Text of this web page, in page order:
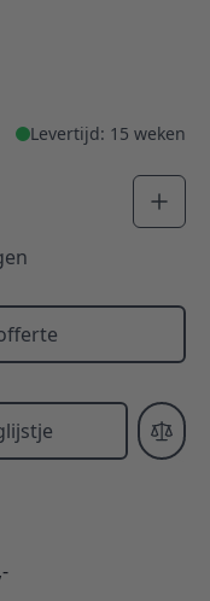
Levertijd: 15 weken